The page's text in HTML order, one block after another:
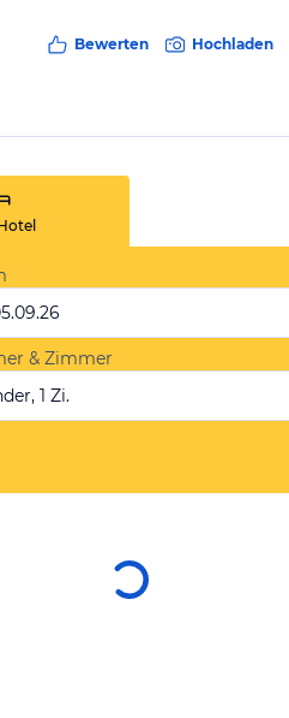
Bewerten Hochladen
& Zimmer
1 Zi.